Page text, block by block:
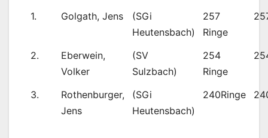
1.
Golgath, Jens
(SGi
Heutensbach)
257
Ringe
2.
Eberwein,
Volker
(SV
Sulzbach)
254
Ringe
3.
Rothenburger,
Jens
(SGi
Heutensbach)
240Ringe